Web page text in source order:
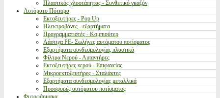
Πλαστικός χλοοτάπητας - Συνθετικό γκαζόν
Αυτόματο Πότισμα
Εκτοξευτήρες - Pop Up
Ηλεκτροβάνες - εξαρτήματα
Προγραμματιστές - Κομπιούτερ
Λάστιχα PE- Σωλήνες αυτόματου ποτίσματος
Εξαρτήματα συνδεσμολογίας πλαστικά
Φίλτρα Νερού - Λιπαντήρες
Εκτοξευτήρες νερού - Επιφανείας
Μικροεκτοξευτήρες - Σταλάκτες
Εξαρτήματα συνδεσμολογίας μεταλλικά
Προσφορές αυτόματου ποτίσματος
Φυτοφάρμακα